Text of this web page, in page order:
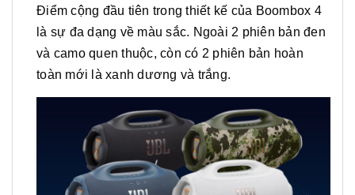
Điểm cộng đầu tiên trong thiết kế của Boombox 4
là sự đa dạng về màu sắc. Ngoài 2 phiên bản đen
và camo quen thuộc, còn có 2 phiên bản hoàn
toàn mới là xanh dương và trắng.